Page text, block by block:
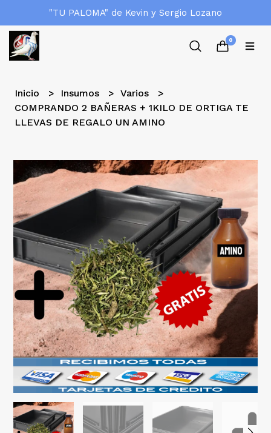
"TU PALOMA" de Kevin y Sergio Lozano
0
Inicio Insumos
Varios
COMPRANDO 2 BAÑERAS + 1KILO DE ORTIGA TE
LLEVAS DE REGALO UN AMINO